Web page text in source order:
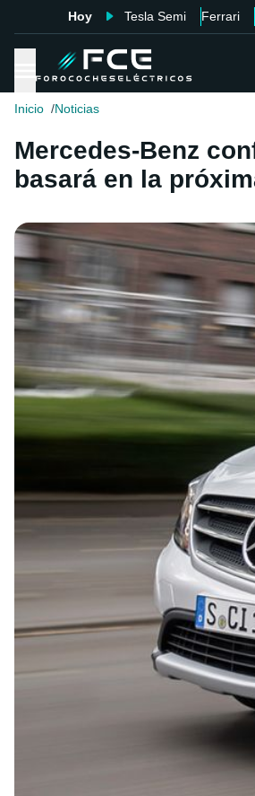
Hoy Tesla Semi Ferrari
Inicio Noticias
Mercedes-Benz
basará en la